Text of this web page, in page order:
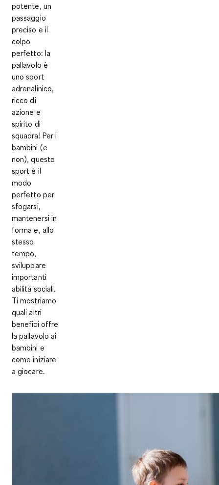
potente, un
passaggio
preciso e il
colpo
perfetto: la
pallavolo è
uno sport
adrenalinico,
ricco di
azione e
spirito di
squadra! Per i
bambini (e
non), questo
sport è il
modo
perfetto per
sfogarsi,
mantenersi in
forma e, allo
stesso
tempo,
sviluppare
importanti
abilità sociali.
Ti mostriamo
quali altri
benefici offre
la pallavolo ai
bambini e
come iniziare
a giocare.